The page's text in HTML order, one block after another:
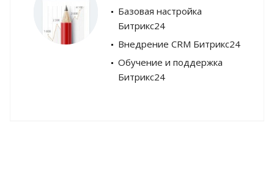
Базовая настройка
Битрикс24
Внедрение CRM Битрикс24
Обучение и поддержка
Битрикс24